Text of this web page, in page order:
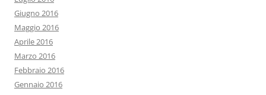
Giugno 2016
Maggio 2016
Aprile 2016
Marzo 2016
Febbraio 2016
Gennaio 2016